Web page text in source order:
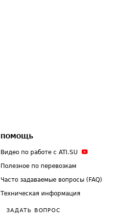
ПОМОЩЬ
Видео по работе с ATI.SU
Полезное по перевозкам
Часто задаваемые вопросы (FAQ)
Техническая информация
ЗАДАТЬ ВОПРОС